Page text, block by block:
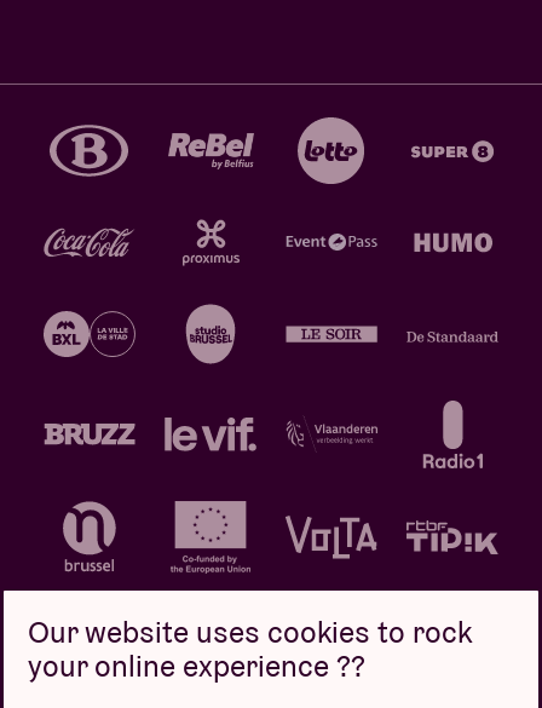
Our website uses cookies to rock
your online experience ??